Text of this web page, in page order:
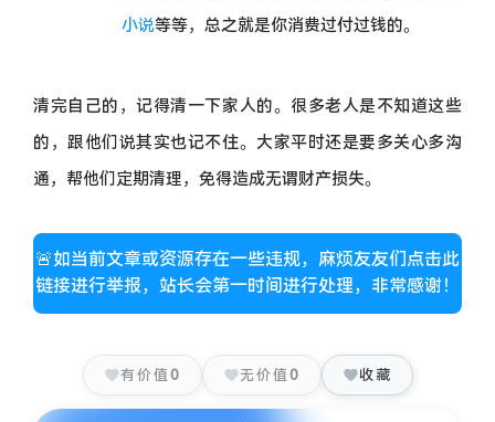
小说等等，总之就是你消费过付过钱的。
清完自己的，记得清一下家人的。很多老人是不知道这些
的，跟他们说其实也记不住。大家平时还是要多关心多沟
通，帮他们定期清理，免得造成无谓财产损失。
🚨如当前文章或资源存在一些违规，麻烦友友们点击此
链接进行举报，站长会第一时间进行处理，非常感谢！
有价值 0 无价值 0 收藏